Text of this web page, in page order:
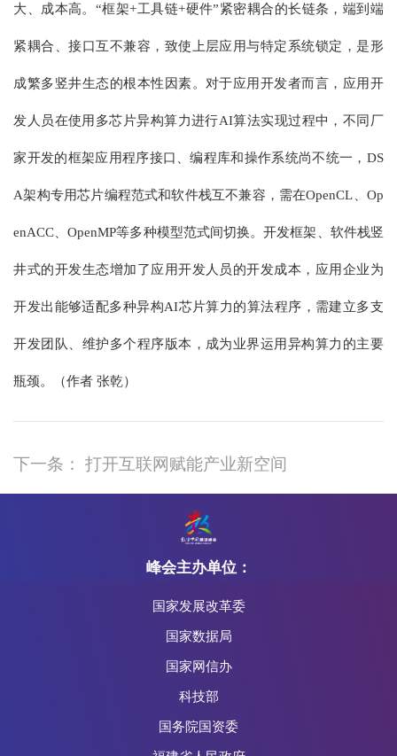
大、成本高。“框架+工具链+硬件”紧密耦合的长链条，端到端
紧耦合、接口互不兼容，致使上层应用与特定系统锁定，是形
成繁多竖井生态的根本性因素。对于应用开发者而言，应用开
发人员在使用多芯片异构算力进行AI算法实现过程中，不同厂
家开发的框架应用程序接口、编程库和操作系统尚不统一，DS
A架构专用芯片编程范式和软件栈互不兼容，需在OpenCL、Op
enACC、OpenMP等多种模型范式间切换。开发框架、软件栈竖
井式的开发生态增加了应用开发人员的开发成本，应用企业为
开发出能够适配多种异构AI芯片算力的算法程序，需建立多支
开发团队、维护多个程序版本，成为业界运用异构算力的主要
瓶颈。（作者 张乾）
下一条： 打开互联网赋能产业新空间
峰会主办单位：
国家发展改革委
国家数据局
国家网信办
科技部
国务院国资委